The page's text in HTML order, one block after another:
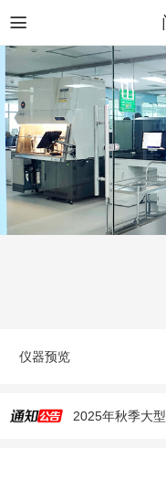
仪器预览
2025年秋季大
生命科学实验